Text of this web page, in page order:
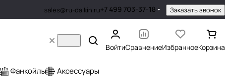
sales@ru-daikin.ru+7 499 703-37-18 Заказать звонок
ВойтиСравнениеИзбранноеКорзина
Фанкойлы Аксессуары